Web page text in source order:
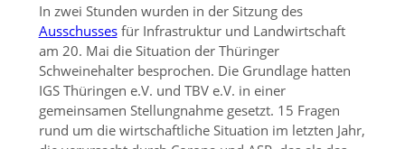
In zwei Stunden wurden in der Sitzung des
Ausschussesfür Infrastruktur und Landwirtschaft
am 20. Mai die Situation der Thüringer
Schweinehalter besprochen. Die Grundlage hatten
IGS Thüringen e.V. und TBV e.V. in einer
gemeinsamen Stellungnahme gesetzt. 15 Fragen
rund um die wirtschaftliche Situation im letzten Jahr,